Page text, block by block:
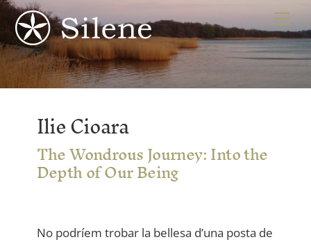
Skip
to
content
Ilie Cioara
The Wondrous Journey: Into the
Depth of Our Being
No podríem trobar la bellesa d’una posta de